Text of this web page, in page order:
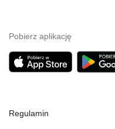
Pobierz aplikację
Regulamin